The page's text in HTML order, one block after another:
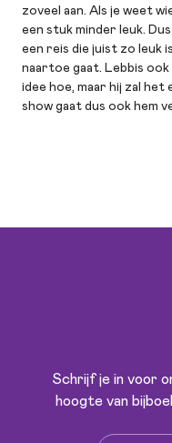
zoveel aan. Als je weet
een stuk minder leuk.
een reis die juist zo leuk
naartoe gaat. Lebbis
idee hoe, maar hij zal het
show gaat dus ook hem
Schrijf je in voor
hoogte van